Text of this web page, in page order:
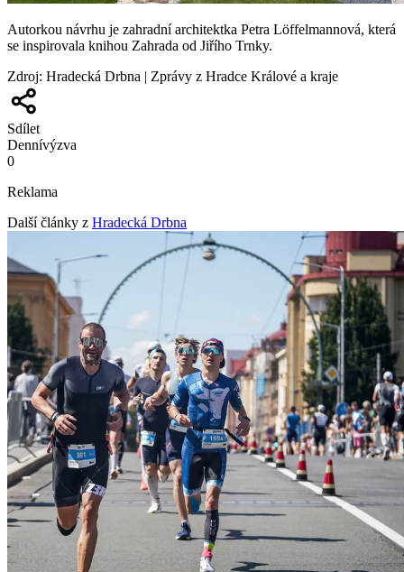
Autorkou návrhu je zahradní architektka Petra Löffelmannová, která
se inspirovala knihou Zahrada od Jiřího Trnky.
Zdroj: Hradecká Drbna | Zprávy z Hradce Králové a kraje
Sdílet
Dennívýzva
0
Reklama
Další články z Hradecká Drbna